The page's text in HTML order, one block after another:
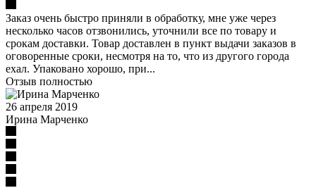
Заказ очень быстро приняли в обработку, мне уже через
несколько часов отзвонились, уточнили все по товару и
срокам доставки. Товар доставлен в пункт выдачи заказов в
оговоренные сроки, несмотря на то, что из другого города
ехал. Упаковано хорошо, при...
Отзыв полностью
26 апреля 2019
Ирина Марченко